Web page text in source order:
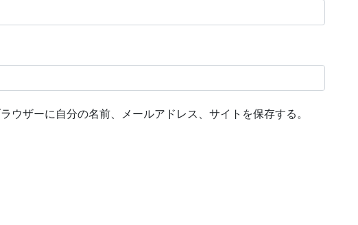
ウザーに自分の名前、メールアドレス、サイトを保存する。